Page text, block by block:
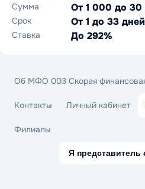
Сумма
От 1 000 до
Срок От 1 до 33 дней
Ставка До 292%
Об МФО 003 Скорая
Контакты Личный кабинет
Филиалы
Я представитель